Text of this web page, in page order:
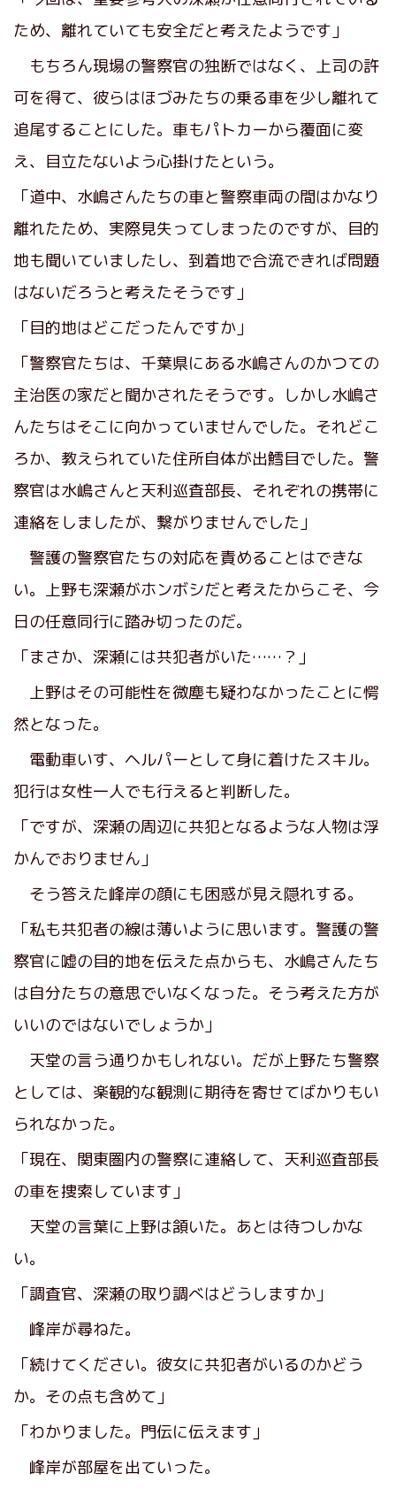
ため、離れていても安全だと考えたようです」
もちろん現場の警察官の独断ではなく、上司の許
可を得て、彼らはほづみたちの乗る車を少し離れて
追尾することにした。車もパトカーから覆面に変
え、目立たないよう心掛けたという。
「道中、水嶋さんたちの車と警察車両の間はかなり
離れたため、実際見失ってしまったのですが、目的
地も聞いていましたし、到着地で合流できれば問題
はないだろうと考えたそうです」
「目的地はどこだったんですか」
「警察官たちは、千葉県にある水嶋さんのかつての
主治医の家だと聞かされたそうです。しかし水嶋さ
んたちはそこに向かっていませんでした。それどこ
ろか、教えられていた住所自体が出鱈目でした。警
察官は水嶋さんと天利巡査部長、それぞれの携帯に
連絡をしましたが、繋がりませんでした」
警護の警察官たちの対応を責めることはできな
い。上野も深瀬がホンボシだと考えたからこそ、今
日の任意同行に踏み切ったのだ。
「まさか、深瀬には共犯者がいた……？」
上野はその可能性を微塵も疑わなかったことに愕
然となった。
電動車いす、ヘルパーとして身に着けたスキル。
犯行は女性一人でも行えると判断した。
「ですが、深瀬の周辺に共犯となるような人物は浮
かんでおりません」
そう答えた峰岸の顔にも困惑が見え隠れする。
「私も共犯者の線は薄いように思います。警護の警
察官に嘘の目的地を伝えた点からも、水嶋さんたち
は自分たちの意思でいなくなった。そう考えた方が
いいのではないでしょうか」
天堂の言う通りかもしれない。だが上野たち警察
としては、楽観的な観測に期待を寄せてばかりもい
られなかった。
「現在、関東圏内の警察に連絡して、天利巡査部長
の車を捜索しています」
天堂の言葉に上野は頷いた。あとは待つしかな
い。
「調査官、深瀬の取り調べはどうしますか」
峰岸が尋ねた。
「続けてください。彼女に共犯者がいるのかどう
か。その点も含めて」
「わかりました。門伝に伝えます」
峰岸が部屋を出ていった。